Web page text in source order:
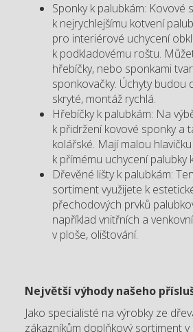
Sponky k palubkám: Kovové
k nejrychlejšímu kotvení
pro interiérové uchycení
k podkladovému roštu.
hřebíčky, nebo sponkami
sponkovačky. Úchyty budou
skryté, montáž rychlá.
Hřebíčky k palubkám: Na
k přidržení kovové sponky a
kolářské. Mají malou
k přímému uchycení palubky
Dřevěné lišty k palubkám:
sortiment využijete k
přechodových prvků
například vnitřních a
v ploše, olištování.
Největší výhody našeho
Jako specialisté na výrobky ze
zákazníkům doplňkový sortiment